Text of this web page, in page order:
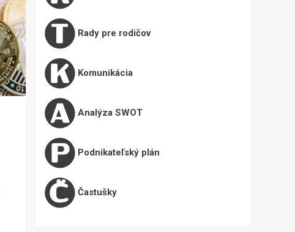
Rady pre rodičov
Komunikácia
Analýza SWOT
Podnikateľský plán
Častušky